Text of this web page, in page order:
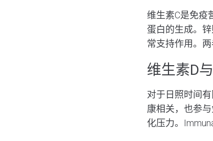
维生素C是免疫
蛋白的生成。
常支持作用。
维生素D
对于日照时间
康相关，也参
化压力。